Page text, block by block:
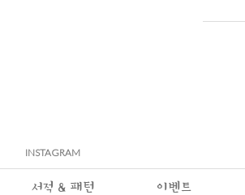
INSTAGRAM
서적 & 패턴 이벤트